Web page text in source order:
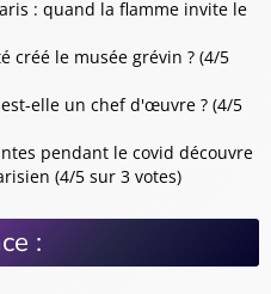
: quand la flamme invite le
créé le musée grévin ? (4/5
elle un chef d'œuvre ? (4/5
pendant le covid découvre
(4/5 sur 3 votes)
: